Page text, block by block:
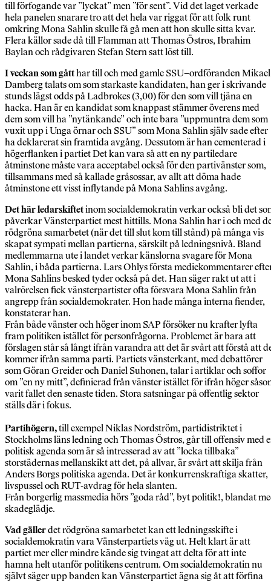
till förfogande var ”lyckat” men ”för sent”. Vid det laget verkade
hela panelen snarare tro att det hela var riggat för att folk runt
omkring Mona Sahlin skulle få gå men att hon skulle sitta kvar.
Flera källor sade då till Flamman att Thomas Östros, Ibrahim
Baylan och rådgivaren Stefan Stern satt löst till.
I veckan som gåtthar till och med gamle SSU–ordföranden Mikael
Damberg talats om som starkaste kandidaten, han ger i skrivande
stunds lägst odds på Ladbrokes (3,00) för den som vill tjäna en
hacka. Han är en kandidat som knappast stämmer överens med
dem som vill ha ”nytänkande” och inte bara ”uppmuntra dem som
vuxit upp i Unga örnar och SSU” som Mona Sahlin själv sade efter
ha deklarerat sin framtida avgång. Dessutom är han cementerad i
högerflanken i partiet Det kan vara så att en ny partiledare
åtminstone måste vara acceptabel också för den partivänster som,
tillsammans med så kallade gråsossar, av allt att döma hade
åtminstone ett visst inflytande på Mona Sahlins avgång.
Det här ledarskiftetinom socialdemokratin verkar också bli det
påverkar Vänsterpartiet mest hittills. Mona Sahlin har i och med
rödgröna samarbetet (när det till slut kom till stånd) på många vis
skapat sympati mellan partierna, särskilt på ledningsnivå. Bland
medlemmarna ute i landet verkar känslorna svagare för Mona
Sahlin, i båda partierna. Lars Ohlys första mediekommentarer
Mona Sahlins besked tyder också på det. Han säger rakt ut att i
valrörelsen fick vänsterpartister ofta försvara Mona Sahlin från
angrepp från socialdemokrater. Hon hade många interna fiender,
konstaterar han.
Från både vänster och höger inom SAP försöker nu krafter lyfta
fram politiken istället för personfrågorna. Problemet är bara att
förslagen står så långt ifrån varandra att det är svårt att förstå att
kommer ifrån samma parti. Partiets vänsterkant, med debattörer
som Göran Greider och Daniel Suhonen, talar i artiklar och soffor
om ”en ny mitt”, definierad från vänster istället för ifrån höger
varit fallet den senaste tiden. Stora satsningar på offentlig sektor
ställs där i fokus.
Partihögern,till exempel Niklas Nordström, partidistriktet i
Stockholms läns ledning och Thomas Östros, går till offensiv med
politisk agenda som är så intresserad av att ”locka tillbaka”
storstädernas mellanskikt att det, på allvar, är svårt att skilja från
Anders Borgs politiska agenda. Det är konkurrenskraftiga skatter,
livspussel och RUT-avdrag för hela slanten.
Från borgerlig massmedia hörs ”goda råd”, byt politik!, blandat
skadeglädje.
Vad gällerdet rödgröna samarbetet kan ett ledningsskifte i
socialdemokratin vara Vänsterpartiets väg ut. Helt klart är att
partiet mer eller mindre kände sig tvingat att delta för att inte
hamna helt utanför politikens centrum. Om socialdemokratin nu
självt säger upp banden kan Vänsterpartiet ägna sig åt att förfina